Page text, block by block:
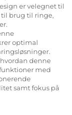
er velegnet til
til brug til ringe,
optimal
denne
med
samt fokus på